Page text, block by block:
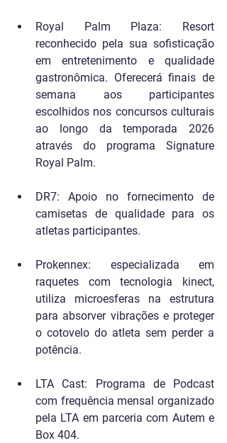
Royal Palm Plaza: Resort
reconhecido pela sua sofisticação
em entretenimento e qualidade
gastronômica. Oferecerá finais de
semana aos participantes
escolhidos nos concursos culturais
ao longo da temporada 2026
através do programa Signature
Royal Palm.
DR7: Apoio no fornecimento de
camisetas de qualidade para os
atletas participantes.
Prokennex: especializada em
raquetes com tecnologia kinect,
utiliza microesferas na estrutura
para absorver vibrações e proteger
o cotovelo do atleta sem perder a
potência.
LTA Cast: Programa de Podcast
com frequência mensal organizado
pela LTA em parceria com Autem e
Box 404.